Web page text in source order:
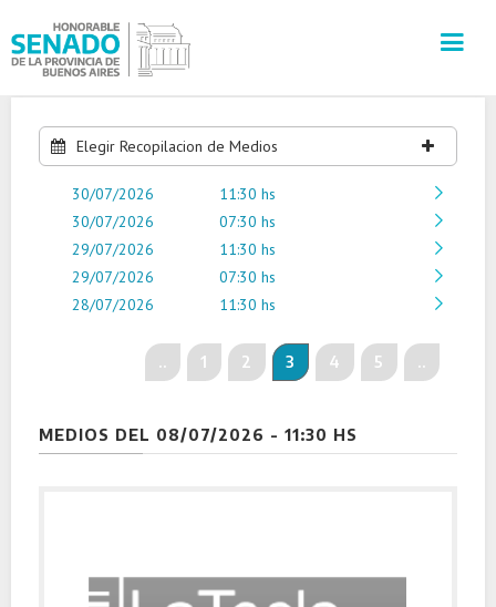
SECRETARÍAS
PRENSA
CULTURA
VISITAS GUIADAS
CONTACTO
Elegir Recopilacion de Medios
30/07/2026
11:30 hs
30/07/2026
07:30 hs
29/07/2026
11:30 hs
29/07/2026
07:30 hs
28/07/2026
11:30 hs
.. 1 2 3 4 5 ..
MEDIOS DEL 08/07/2026 - 11:30 HS